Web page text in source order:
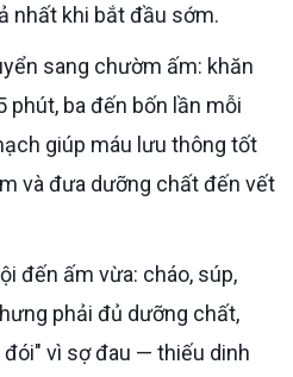
nhất khi bắt đầu sớm.
phút, ba đến bốn lần mỗi
giúp máu lưu thông tốt
và đưa dưỡng chất đến vết
phải đủ dưỡng chất,
vì sợ đau — thiếu dinh